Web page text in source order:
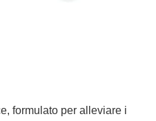
formulato per alleviare i